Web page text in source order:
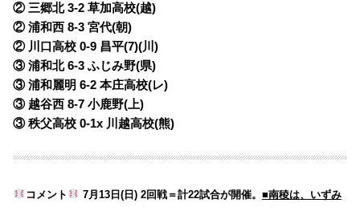
② 三郷北 3-2 草加高校(越)
② 浦和西 8-3 宮代(朝)
② 川口高校 0-9 昌平(7)(川)
③ 浦和北 6-3 ふじみ野(県)
③ 浦和麗明 6-2 本庄高校(レ)
③ 越谷西 8-7 小鹿野(上)
③ 秩父高校 0-1x 川越高校(熊)
コメント 7月13日(日) 2回戦＝計22試合が開催。 ■南稜は、いずみ